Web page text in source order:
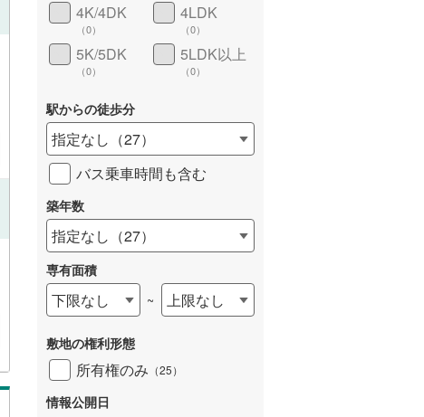
4K/4DK
（0）
4LDK
（0）
5K/5DK
（0）
5LDK以上
（0）
駅からの徒歩分
指定なし （27）
バス乗車時間も含む
築年数
指定なし （27）
専有面積
下限なし ~ 上限なし
敷地の権利形態
所有権のみ （25）
情報公開日
詳しく見る